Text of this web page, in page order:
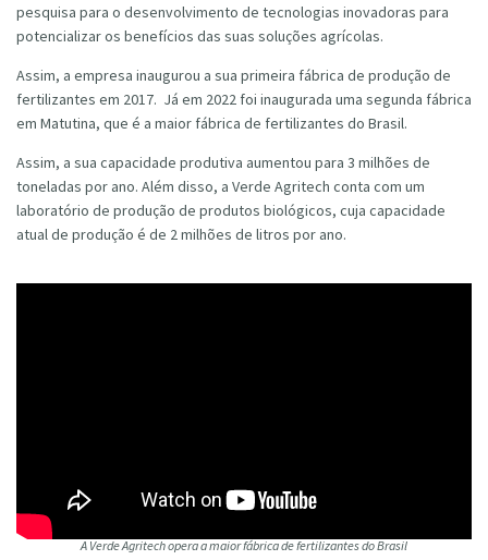
pesquisa para o desenvolvimento de tecnologias inovadoras para
potencializar os benefícios das suas soluções agrícolas.
Assim, a empresa inaugurou a sua primeira fábrica de produção de
fertilizantes em 2017. Já em 2022 foi inaugurada uma segunda fábrica
em Matutina, que é a maior fábrica de fertilizantes do Brasil.
Assim, a sua capacidade produtiva aumentou para 3 milhões de
toneladas por ano. Além disso, a Verde Agritech conta com um
laboratório de produção de produtos biológicos, cuja capacidade
atual de produção é de 2 milhões de litros por ano.
A Verde Agritech opera a maior fábrica de fertilizantes do Brasil